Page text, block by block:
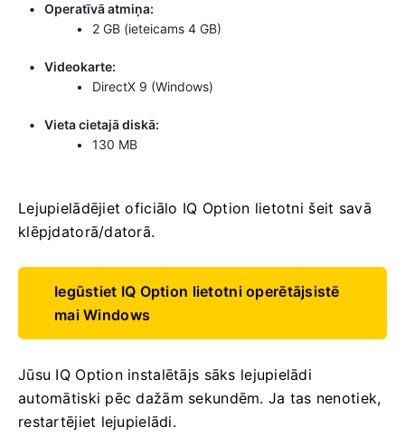
Operatīvā atmiņa:
2 GB (ieteicams 4 GB)
Videokarte:
DirectX 9 (Windows)
Vieta cietajā diskā:
130 MB
Lejupielādējiet oficiālo IQ Option lietotni šeit savā
klēpjdatorā/datorā.
Iegūstiet IQ Option lietotni operētājsistē
mai Windows
Jūsu IQ Option instalētājs sāks lejupielādi
automātiski pēc dažām sekundēm. Ja tas nenotiek,
restartējiet lejupielādi.